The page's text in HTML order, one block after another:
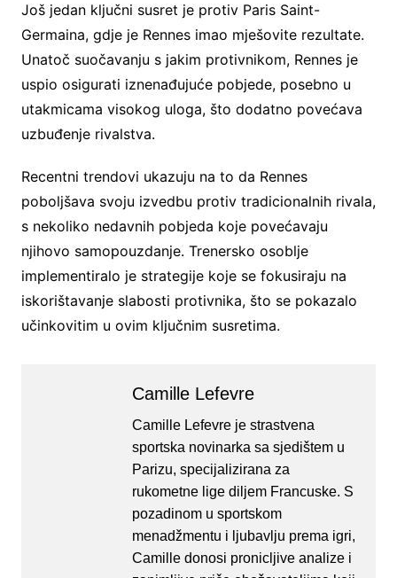
Još jedan ključni susret je protiv Paris Saint-
Germaina, gdje je Rennes imao mješovite rezultate.
Unatoč suočavanju s jakim protivnikom, Rennes je
uspio osigurati iznenađujuće pobjede, posebno u
utakmicama visokog uloga, što dodatno povećava
uzbuđenje rivalstva.
Recentni trendovi ukazuju na to da Rennes
poboljšava svoju izvedbu protiv tradicionalnih rivala,
s nekoliko nedavnih pobjeda koje povećavaju
njihovo samopouzdanje. Trenersko osoblje
implementiralo je strategije koje se fokusiraju na
iskorištavanje slabosti protivnika, što se pokazalo
učinkovitim u ovim ključnim susretima.
Camille Lefevre
Camille Lefevre je strastvena
sportska novinarka sa sjedištem u
Parizu, specijalizirana za
rukometne lige diljem Francuske. S
pozadinom u sportskom
menadžmentu i ljubavlju prema igri,
Camille donosi pronicljive analize i